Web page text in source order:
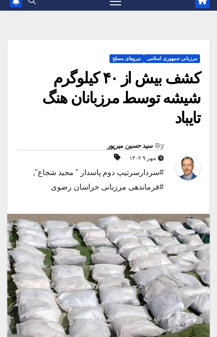
مرزبانی جمهوری اسلامی نیروهای مسلح
کشف بیش از ۴۰ کیلوگرم
شیشه توسط مرزبانان هنگ
تایباد
By سید حسین میرپور
مهر ۹ ۱۴۰۲
#سردارسرتیپ دوم پاسدار " مجید شجاع",
#فرماندهی مرزبانی خراسان رضوی